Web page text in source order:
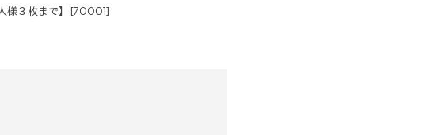
様３枚まで】 [70001]